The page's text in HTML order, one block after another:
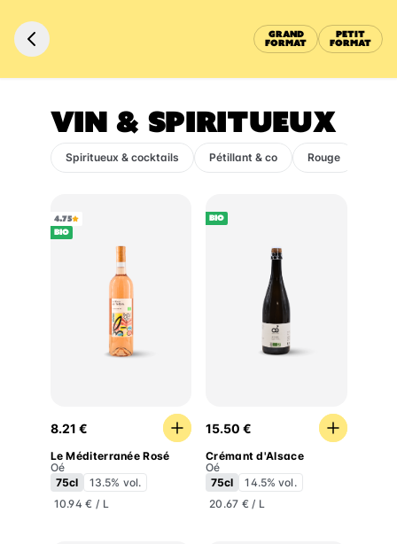
GRAND
FORMAT
PETIT
FORMAT
VIN & SPIRITUEUX
Spiritueux & cocktails Pétillant & co Rouge
4.75
BIO
Le Méditerranée Rosé
8.21 €
Le Méditerranée Rosé
Oé
75cl
13.5% vol.
10.94 € / L
BIO
Crémant d'Alsace
15.50 €
Crémant d'Alsace
Oé
75cl
14.5% vol.
20.67 € / L